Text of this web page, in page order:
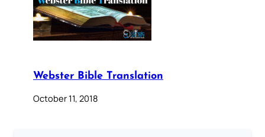
Webster Bible Translation
October 11, 2018